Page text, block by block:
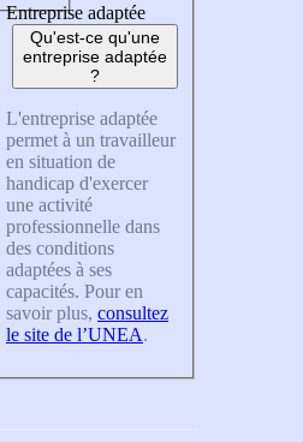
Entreprise adaptée
Qu'est-ce qu'une
entreprise adaptée
?
L'entreprise adaptée
permet à un travailleur
en situation de
handicap d'exercer
une activité
professionnelle dans
des conditions
adaptées à ses
capacités. Pour en
savoir plus, consultez
le site de l’UNEA.